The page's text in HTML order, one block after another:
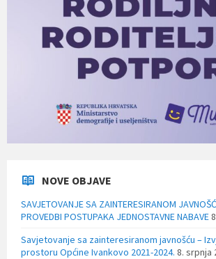
NOVE OBJAVE
SAVJETOVANJE SA ZAINTERESIRANOM
PROVEDBI POSTUPAKA JEDNOSTAVNE NABAVE
Savjetovanje sa zainteresiranom javnošću –
prostoru Općine Ivankovo 2021-2024. 8. srpnja